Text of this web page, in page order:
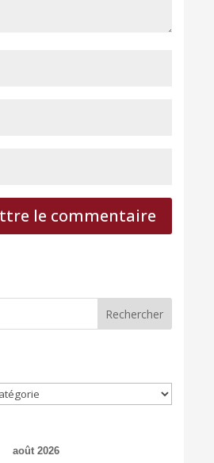
le commentaire
août 2026